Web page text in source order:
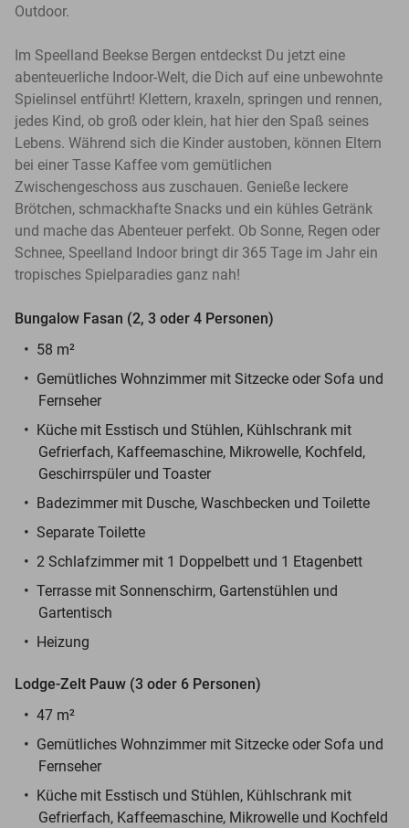
Outdoor.
Im Speelland Beekse Bergen entdeckst Du jetzt eine
abenteuerliche Indoor-Welt, die Dich auf eine unbewohnte
Spielinsel entführt! Klettern, kraxeln, springen und rennen,
jedes Kind, ob groß oder klein, hat hier den Spaß seines
Lebens. Während sich die Kinder austoben, können Eltern
bei einer Tasse Kaffee vom gemütlichen
Zwischengeschoss aus zuschauen. Genieße leckere
Brötchen, schmackhafte Snacks und ein kühles Getränk
und mache das Abenteuer perfekt. Ob Sonne, Regen oder
Schnee, Speelland Indoor bringt dir 365 Tage im Jahr ein
tropisches Spielparadies ganz nah!
Bungalow Fasan (2, 3 oder 4 Personen)
58 m²
Gemütliches Wohnzimmer mit Sitzecke oder Sofa und
Fernseher
Küche mit Esstisch und Stühlen, Kühlschrank mit
Gefrierfach, Kaffeemaschine, Mikrowelle, Kochfeld,
Geschirrspüler und Toaster
Badezimmer mit Dusche, Waschbecken und Toilette
Separate Toilette
2 Schlafzimmer mit 1 Doppelbett und 1 Etagenbett
Terrasse mit Sonnenschirm, Gartenstühlen und
Gartentisch
Heizung
Lodge-Zelt Pauw (3 oder 6 Personen)
47 m²
Gemütliches Wohnzimmer mit Sitzecke oder Sofa und
Fernseher
Küche mit Esstisch und Stühlen, Kühlschrank mit
Gefrierfach, Kaffeemaschine, Mikrowelle und Kochfeld